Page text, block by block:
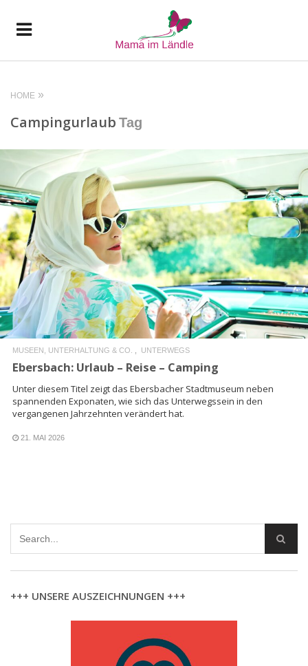
HOME
Campingurlaub Tag
READ MORE
MUSEEN, UNTERHALTUNG & CO. UNTERWEGS
Ebersbach: Urlaub – Reise – Camping
Unter diesem Titel zeigt das Ebersbacher Stadtmuseum neben
spannenden Exponaten, wie sich das Unterwegssein in den
vergangenen Jahrzehnten verändert hat.
21. MAI 2026
+++ UNSERE AUSZEICHNUNGEN +++